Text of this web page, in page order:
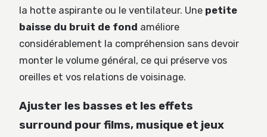
la hotte aspirante ou le ventilateur. Une petite
baisse du bruit de fond améliore
considérablement la compréhension sans devoir
monter le volume général, ce qui préserve vos
oreilles et vos relations de voisinage.
Ajuster les basses et les effets
surround pour films, musique et jeux